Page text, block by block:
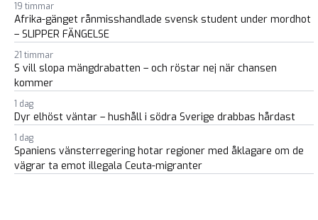
19 timmar
Afrika-gänget rånmisshandlade svensk student under mordhot
– SLIPPER FÄNGELSE
21 timmar
S vill slopa mängdrabatten – och röstar nej när chansen
kommer
1 dag
Dyr elhöst väntar – hushåll i södra Sverige drabbas hårdast
1 dag
Spaniens vänsterregering hotar regioner med åklagare om de
vägrar ta emot illegala Ceuta-migranter